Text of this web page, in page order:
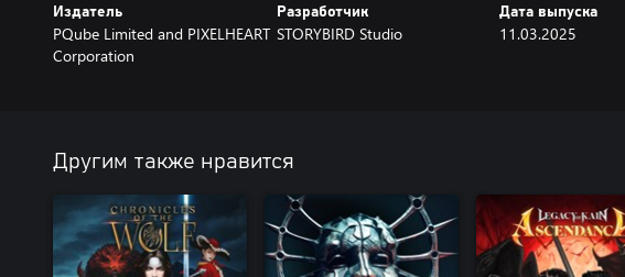
проходов, в которых могут оказаться бесценные богатства. Приобретайте
для подготовки к будущим испытаниям.
Очистите свои земли от огромных демонов!
Проявите чудеса стратегии, выверенной точности и искусного владения телом в
с неутомимыми гигантскими боссами.
Beyond The Ice Palace возвращается!
Издатель
PQube Limited and PIXELHEART
Corporation
Разработчик
STORYBIRD Studio
Дата выпуска
11.03.2025
Другим также нравится